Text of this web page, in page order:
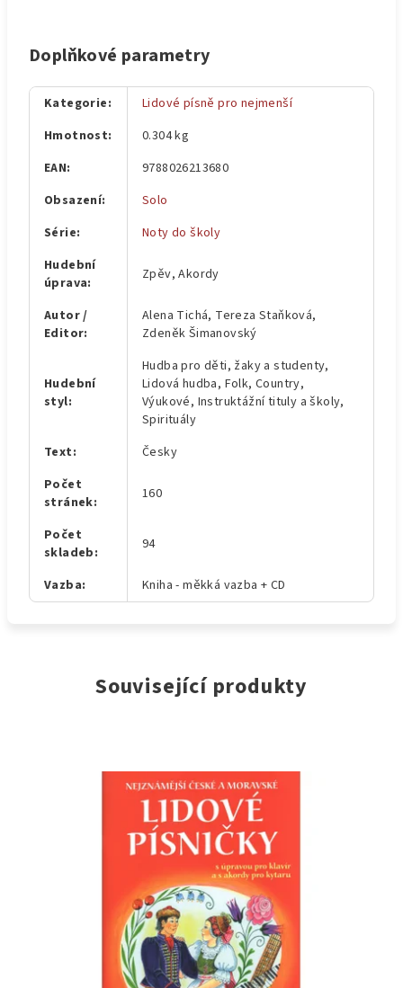
Doplňkové parametry
Kategorie:
Lidové písně pro nejmenší
Hmotnost:
0.304 kg
EAN:
9788026213680
Obsazení:
Solo
Série:
Noty do školy
Hudební
úprava: Zpěv, Akordy
Autor /
Editor:
Alena Tichá, Tereza Staňková,
Zdeněk Šimanovský
Hudební
styl:
Hudba pro děti, žaky a studenty,
Lidová hudba, Folk, Country,
Výukové, Instruktážní tituly a školy,
Spirituály
Text:
Česky
Počet
stránek: 160
Počet
skladeb: 94
Vazba: Kniha - měkká vazba + CD
Související produkty